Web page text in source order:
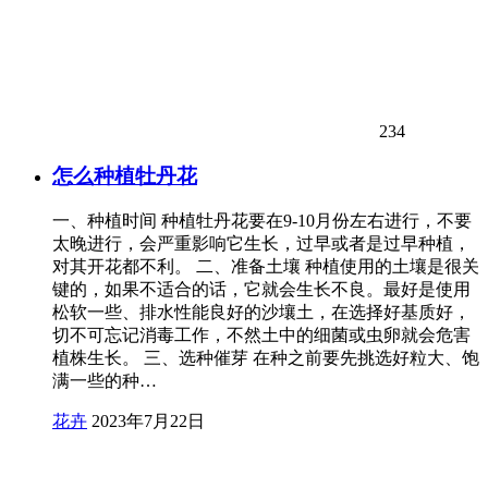
234
怎么种植牡丹花
一、种植时间 种植牡丹花要在9-10月份左右进行，不要
太晚进行，会严重影响它生长，过早或者是过早种植，
对其开花都不利。 二、准备土壤 种植使用的土壤是很关
键的，如果不适合的话，它就会生长不良。最好是使用
松软一些、排水性能良好的沙壤土，在选择好基质好，
切不可忘记消毒工作，不然土中的细菌或虫卵就会危害
植株生长。 三、选种催芽 在种之前要先挑选好粒大、饱
满一些的种…
花卉 2023年7月22日